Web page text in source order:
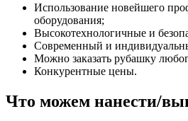
Использование новейшего
оборудования;
Высокотехнологичные и
Современный и
Можно заказать рубашку
Конкурентные цены.
Что можем нанести/